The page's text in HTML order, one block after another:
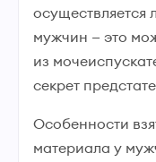
мужчин — это
из
секрет
Особенности
материала у